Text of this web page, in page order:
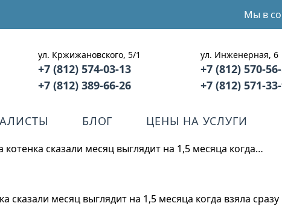
Мы в
ул. Кржижановского, 5/1
+7 (812) 574-03-13
+7 (812) 389-66-26
ул. Инженерная, 6
+7 (812) 570-
+7 (812) 571-
БЛОГ ЦЕНЫ НА УСЛУГИ
котенка сказали месяц выглядит на 1,5 месяца когда…
сказали месяц выглядит на 1,5 месяца когда взяла